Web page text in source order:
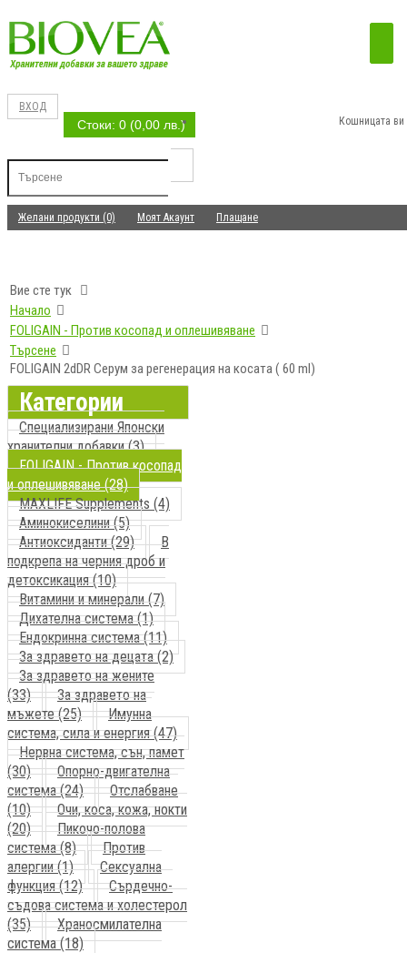
ВХОД
Стоки: 0 (0,00 лв.) Кошницата ви
Желани продукти (0) Моят Акаунт Плащане
Вие сте тук
Начало
FOLIGAIN - Против косопад и оплешивяване
Търсене
FOLIGAIN 2dDR Серум за регенерация на косата ( 60 ml)
Категории
Специализирани Японски
хранителни добавки (3)
FOLIGAIN - Против косопад
и оплешивяване (28)
MAXLIFE Supplements (4)
Аминокиселини (5)
Антиоксиданти (29)
В
подкрепа на черния дроб и
детоксикация (10)
Витамини и минерали (7)
Дихателна система (1)
Ендокринна система (11)
За здравето на децата (2)
За здравето на жените
(33)
За здравето на
мъжете (25)
Имунна
система, сила и енергия (47)
Нервна система, сън, памет
(30)
Опорно-двигателна
система (24)
Отслабване
(10)
Очи, коса, кожа, нокти
(20)
Пикочо-полова
система (8)
Против
алергии (1)
Сексуална
функция (12)
Сърдечно-
съдова система и холестерол
(35)
Храносмилателна
система (18)